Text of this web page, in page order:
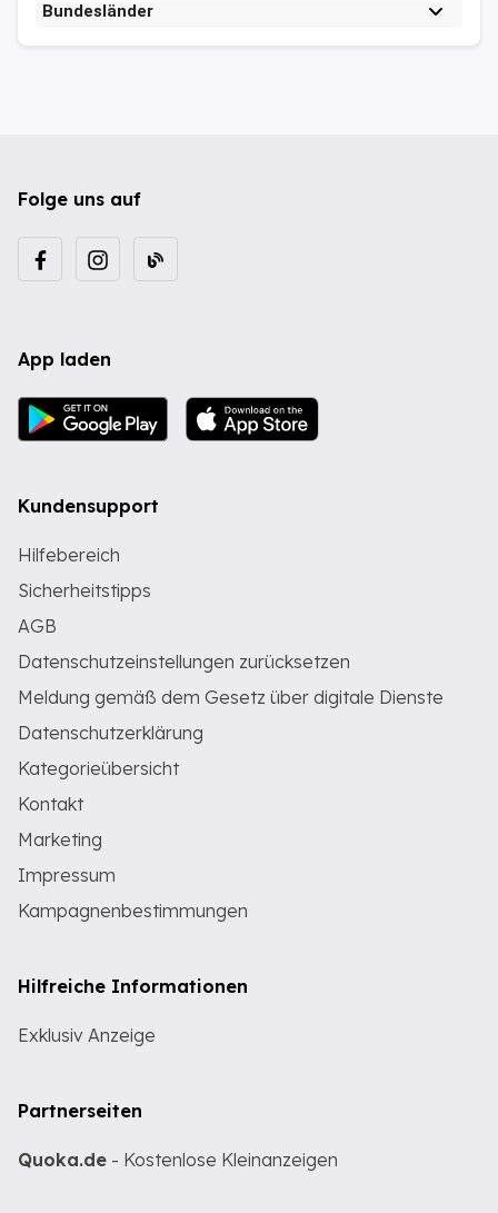
Bundesländer
Folge uns auf
App laden
Kundensupport
Hilfebereich
Sicherheitstipps
AGB
Datenschutzeinstellungen zurücksetzen
Meldung gemäß dem Gesetz über digitale Dienste
Datenschutzerklärung
Kategorieübersicht
Kontakt
Marketing
Impressum
Kampagnenbestimmungen
Hilfreiche Informationen
Exklusiv Anzeige
Partnerseiten
Quoka.de - Kostenlose Kleinanzeigen